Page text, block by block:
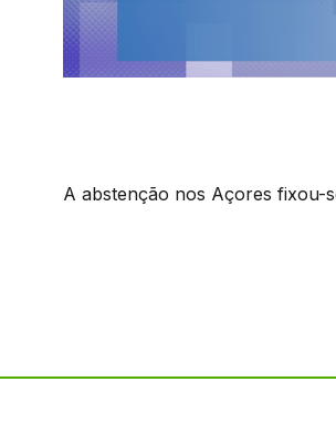
A abstenção nos Açores fixou-